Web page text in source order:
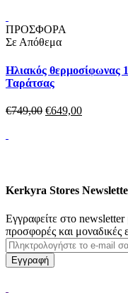
ΠΡΟΣΦΟΡΑ
Σε Απόθεμα
Ηλιακός θερμοσίφωνας
Ταράτσας
€749,00 €649,00
Kerkyra Stores
Εγγραφείτε στο newsletter
προσφορές και μοναδικές